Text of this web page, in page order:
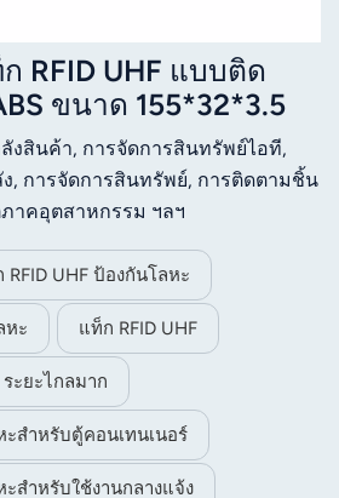
RFID UHF แบบติด
ขนาด 155*32*3.5
งสินค้า, การจัดการสินทรัพย์ไอที,
, การจัดการสินทรัพย์, การติดตามชิ้น
าคอุตสาหกรรม ฯลฯ
RFID UHF ป้องกันโลหะ
หะ แท็ก RFID UHF
ะยะไกลมาก
ะสำหรับตู้คอนเทนเนอร์
สำหรับใช้งานกลางแจ้ง